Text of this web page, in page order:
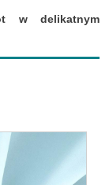
w delikatnym